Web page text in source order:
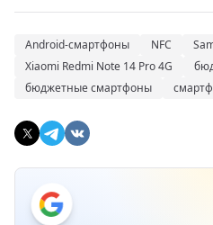
Android-смартфоны NFC
Xiaomi Redmi Note 14 Pro 4G
бюджетные смартфоны